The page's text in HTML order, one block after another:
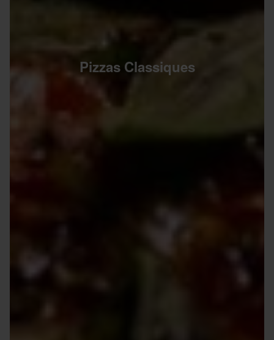
Pizzas Classiques